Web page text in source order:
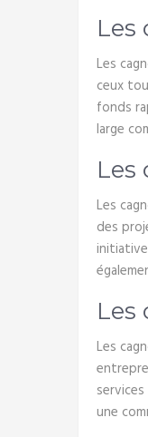
Les
Les
ceux
fonds
large
Les
Les
des
Les
une